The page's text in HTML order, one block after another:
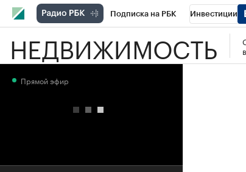
Подписка на РБК Инвестиции
РБК Вино Спорт Школа
НЕДВИЖИМОСТЬ
Прямой эфир